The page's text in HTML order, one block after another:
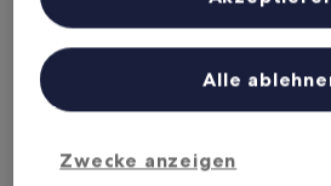
Liste der Partner (Lieferanten)
Zwecke anzeigen
Alle